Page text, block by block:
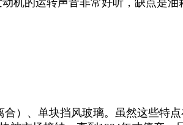
）、单块挡风玻璃。虽然这些特